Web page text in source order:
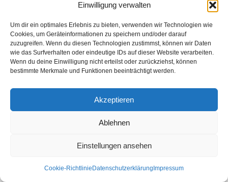
Einwilligung verwalten
Um dir ein optimales Erlebnis zu bieten, verwenden wir Technologien wie
Cookies, um Geräteinformationen zu speichern und/oder darauf
zuzugreifen. Wenn du diesen Technologien zustimmst, können wir Daten
wie das Surfverhalten oder eindeutige IDs auf dieser Website verarbeiten.
Wenn du deine Einwilligung nicht erteilst oder zurückziehst, können
bestimmte Merkmale und Funktionen beeinträchtigt werden.
Akzeptieren
Ablehnen
Einstellungen ansehen
Cookie-Richtlinie Datenschutzerklärung Impressum
HAMM (Öztürk) 13 Eylül 2020’de Pazar günü yapılacak Uyum Meclisi seçimi
için Hamm Sosyal ve Uyum Dairesi bildiri yayınlayarak, adaylık için son
başvuru tarihinin 13...
© Öztürk Gazetesi 1986 – 2026